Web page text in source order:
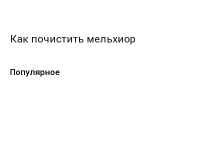
Как почистить мельхиор
Популярное